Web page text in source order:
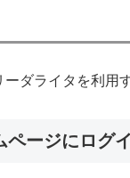
ダライタを利用す
ページにログ